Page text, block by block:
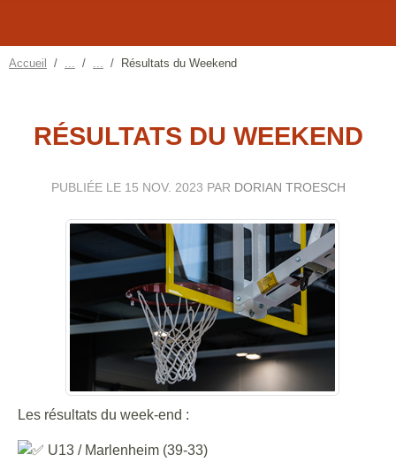
Accueil Résultats du Weekend
RÉSULTATS DU WEEKEND
PUBLIÉE LE 15 NOV. 2023 PAR DORIAN TROESCH
Les résultats du week-end :
U13 / Marlenheim (39-33)